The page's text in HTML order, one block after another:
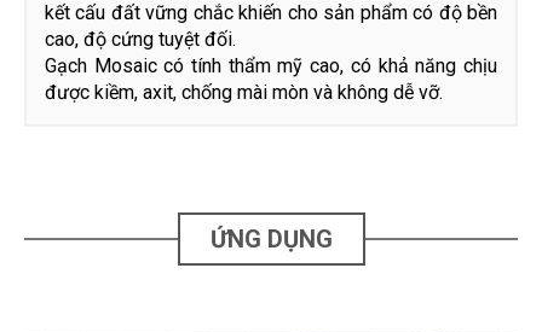
kết cấu đất vững chắc khiến cho sản phẩm có độ bền
cao, độ cứng tuyệt đối.
Gạch Mosaic có tính thẩm mỹ cao, có khả năng chịu
được kiềm, axit, chống mài mòn và không dễ vỡ.
ỨNG DỤNG